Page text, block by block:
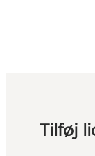
Tilføj